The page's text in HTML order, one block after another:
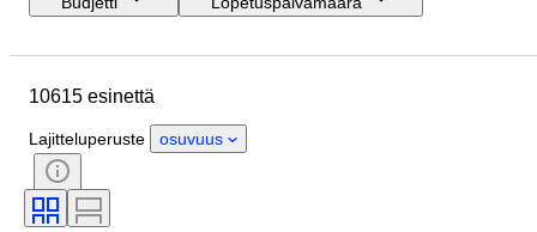
Esine
Sukupuoli
Ajanjakso
Sertifiointi
Painos
Rannekellon liike
10615 esinettä
Lajitteluperuste osuvuus